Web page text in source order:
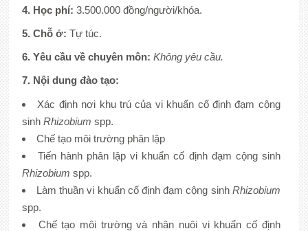
4. Học phí: 3.500.000 đồng/người/khóa.
5. Chỗ ở: Tự túc.
6. Yêu cầu về chuyên môn: Không yêu cầu.
7. Nội dung đào tạo:
Xác định nơi khu trú của vi khuẩn cố định đạm cộng
sinh Rhizobium spp.
Chế tạo môi trường phân lập
Tiến hành phân lập vi khuẩn cố định đạm cộng sinh
Rhizobium spp.
Làm thuần vi khuẩn cố định đạm cộng sinh Rhizobium
spp.
Chế tạo môi trường và nhân nuôi vi khuẩn cố định